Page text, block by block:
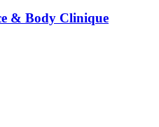
& Body Clinique